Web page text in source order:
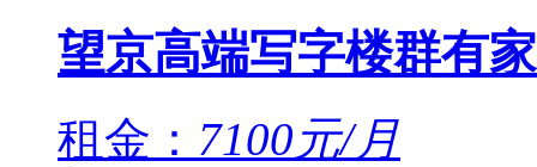
望京高端写字楼群有
租金： 7100元/月